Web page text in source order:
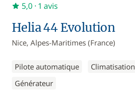
Helia 44 Evolution
Nice, Alpes-Maritimes (France)
Pilote automatique Climatisation
Générateur
5,0 · 1 avis